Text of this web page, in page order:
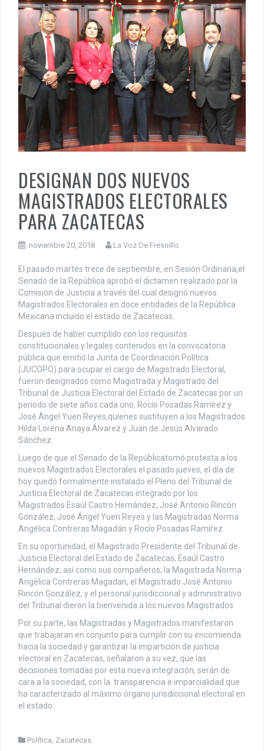
DESIGNAN DOS NUEVOS
MAGISTRADOS ELECTORALES
PARA ZACATECAS
noviembre 20, 2018 La Voz De Fresnillo
El pasado martes trece de septiembre, en Sesión Ordinaria,el
Senado de la República aprobó el dictamen realizado por la
Comisión de Justicia a través del cual designó nuevos
Magistrados Electorales en doce entidades de la República
Mexicana incluido el estado de Zacatecas.
Después de haber cumplido con los requisitos
constitucionales y legales contenidos en la convocatoria
pública que emitió la Junta de Coordinación Política
(JUCOPO) para ocupar el cargo de Magistrado Electoral,
fueron designados como Magistrada y Magistrado del
Tribunal de Justicia Electoral del Estado de Zacatecas por un
periodo de siete años cada uno, Rocío Posadas Ramírez y
José Ángel Yuen Reyes,quienes sustituyen a los Magistrados
Hilda Lorena Anaya Álvarez y Juan de Jesús Alvarado
Sánchez.
Luego de que el Senado de la Repúblicatomó protesta a los
nuevos Magistrados Electorales el pasado jueves, el día de
hoy quedó formalmente instalado el Pleno del Tribunal de
Justicia Electoral de Zacatecas integrado por los
Magistrados Esaúl Castro Hernández, José Antonio Rincón
González, José Ángel Yuen Reyes y las Magistradas Norma
Angélica Contreras Magadán y Rocío Posadas Ramírez.
En su oportunidad, el Magistrado Presidente del Tribunal de
Justicia Electoral del Estado de Zacatecas, Esaúl Castro
Hernández, así como sus compañeros; la Magistrada Norma
Angélica Contreras Magadan, el Magistrado José Antonio
Rincón González, y el personal jurisdiccional y administrativo
del Tribunal dieron la bienvenida a los nuevos Magistrados.
Por su parte, las Magistradas y Magistrados manifestaron
que trabajaran en conjunto para cumplir con su encomienda
hacia la sociedad y garantizar la impartición de justicia
electoral en Zacatecas, señalaron a su vez, que las
decisiones tomadas por esta nueva integración, serán de
cara a la sociedad, con la transparencia e imparcialidad que
ha caracterizado al máximo órgano jurisdiccional electoral en
el estado.
Política, Zacatecas